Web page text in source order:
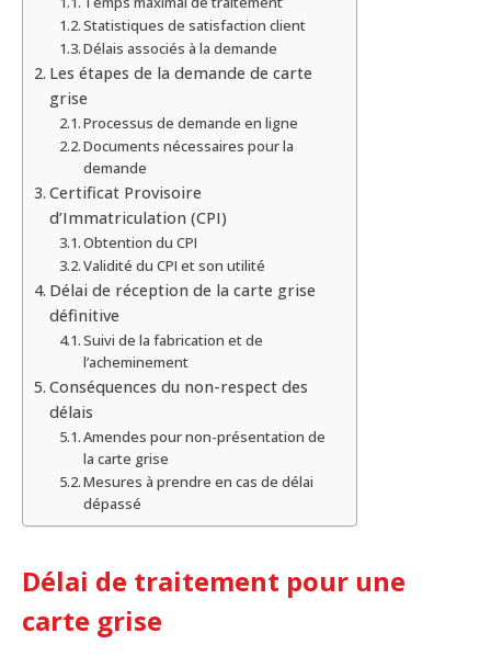
Statistiques de satisfaction client
Délais associés à la demande
Les étapes de la demande de carte
grise
Processus de demande en ligne
Documents nécessaires pour la
demande
Certificat Provisoire
d’Immatriculation (CPI)
Obtention du CPI
Validité du CPI et son utilité
Délai de réception de la carte grise
définitive
Suivi de la fabrication et de
l’acheminement
Conséquences du non-respect des
délais
Amendes pour non-présentation de
la carte grise
Mesures à prendre en cas de délai
dépassé
Délai de traitement pour une
carte grise